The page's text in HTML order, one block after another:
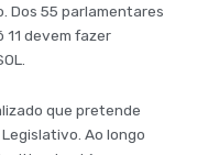
Dos 55 parlamentares
11 devem fazer
que pretende
Ao longo